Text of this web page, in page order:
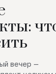
вечер —